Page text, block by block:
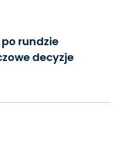
rundzie
decyzje